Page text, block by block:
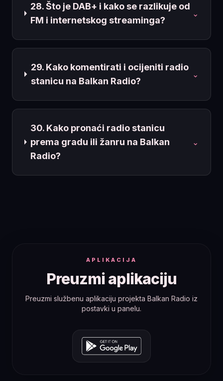
28. Što je DAB+ i kako se razlikuje od
FM i internetskog streaminga?
⌄
29. Kako komentirati i ocijeniti radio
stanicu na Balkan Radio?
⌄
30. Kako pronaći radio stanicu
prema gradu ili žanru na Balkan
Radio?
⌄
APLIKACIJA
Preuzmi aplikaciju
Preuzmi službenu aplikaciju projekta Balkan Radio iz
postavki u panelu.